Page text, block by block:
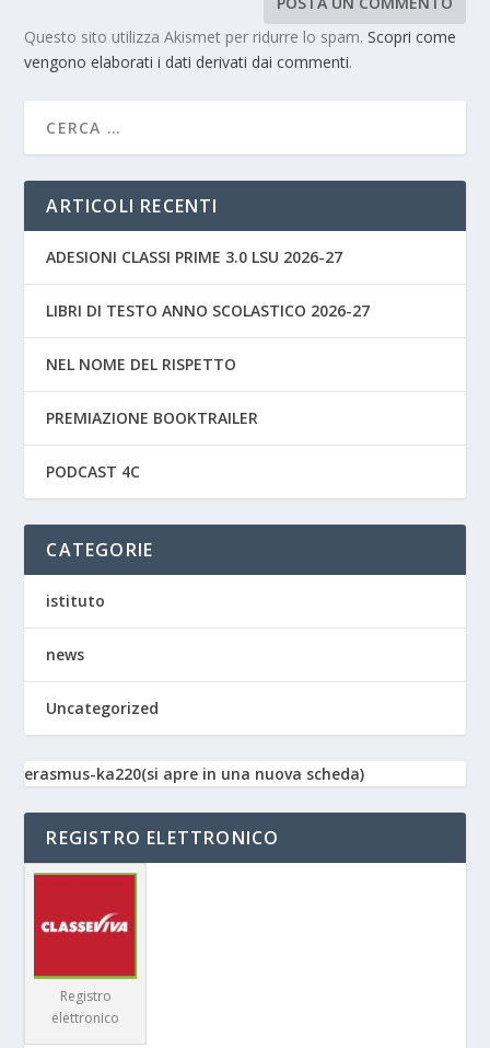
Questo sito utilizza Akismet per ridurre lo spam.Scopri come
vengono elaborati i dati derivati dai commenti.
ARTICOLI RECENTI
ADESIONI CLASSI PRIME 3.0 LSU 2026-27
LIBRI DI TESTO ANNO SCOLASTICO 2026-27
NEL NOME DEL RISPETTO
PREMIAZIONE BOOKTRAILER
PODCAST 4C
CATEGORIE
istituto
news
Uncategorized
erasmus-ka220(si apre in una nuova scheda)
REGISTRO ELETTRONICO
Registro
elettronico